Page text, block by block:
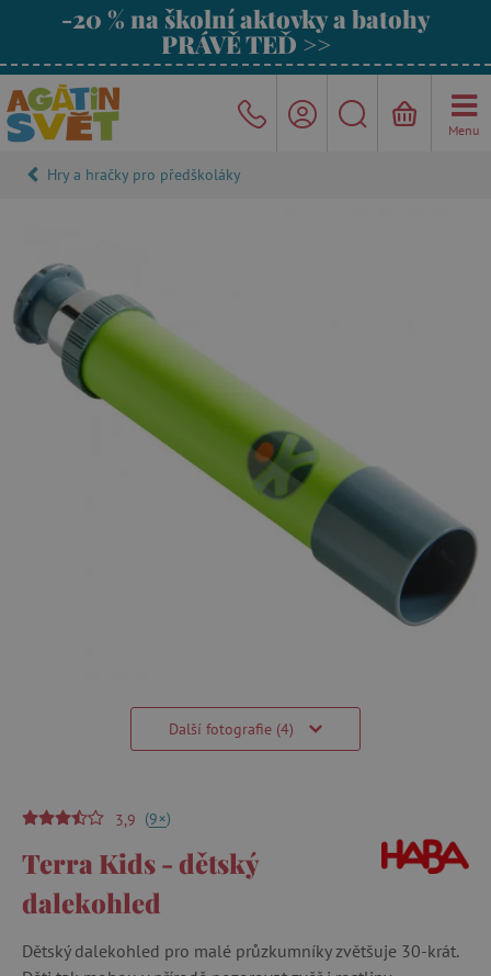
-20 % na školní aktovky a batohy
PRÁVĚ TEĎ >>
Menu
Hry a hračky pro předškoláky
Další fotografie (4)
3,9 (9+)
Terra Kids - dětský
dalekohled
Dětský dalekohled pro malé průzkumníky zvětšuje 30-krát.